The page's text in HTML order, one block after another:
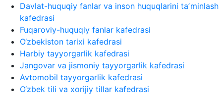
Davlat-huquqiy fanlar va inson huquqlarini taʼminlash
kafedrasi
Fuqaroviy-huquqiy fanlar kafedrasi
O‘zbekiston tarixi kafedrasi
Harbiy tayyorgarlik kafedrasi
Jangovar va jismoniy tayyorgarlik kafedrasi
Avtomobil tayyorgarlik kafedrasi
O‘zbek tili va xorijiy tillar kafedrasi